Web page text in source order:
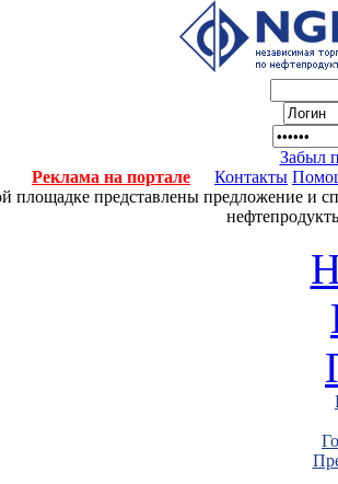
Забыл
Реклама на портале
Контакты
площадке представлены предложение и